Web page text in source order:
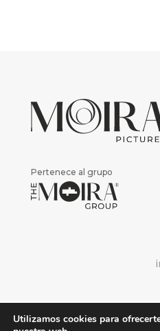
Pertenece al grupo
Utilizamos cookies para